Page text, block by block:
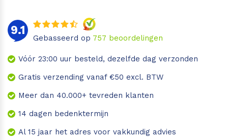
9.1
Gebasseerd op 757 beoordelingen
Vóór 23:00 uur besteld, dezelfde dag verzonden
Gratis verzending vanaf €50 excl. BTW
Meer dan 40.000+ tevreden klanten
14 dagen bedenktermijn
Al 15 jaar het adres voor vakkundig advies